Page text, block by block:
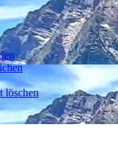
löschen